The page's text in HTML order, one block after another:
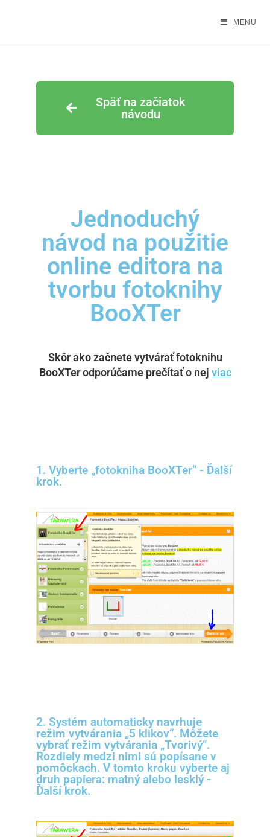
MENU
Späť na začiatok
návodu
Jednoduchý
návod na použitie
online editora na
tvorbu fotoknihy
BooXTer
Skôr ako začnete vytvárať fotoknihu
BooXTer odporúčame prečítať o nej viac
1. Vyberte „fotokniha BooXTer“ - Ďalší
krok.
2. Systém automaticky navrhuje
režim vytvárania „5 klikov“. Môžete
vybrať režim vytvárania „Tvorivý“.
Rozdiely medzi nimi sú popísane v
pomôckach. V tomto kroku vyberte aj
druh papiera: matný alebo lesklý -
Ďalší krok.